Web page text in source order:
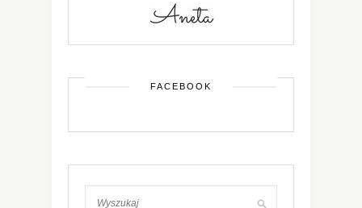
FACEBOOK